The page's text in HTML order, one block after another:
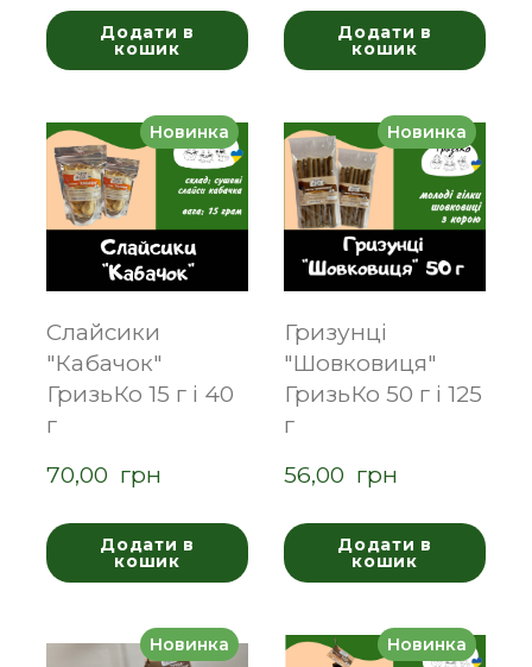
Додати в
кошик
Додати в
кошик
Новинка
Слайсики
"Кабачок"
ГризьКо 15 г і 40
г
70,00  грн
Додати в
кошик
Новинка
Гризунці
"Шовковиця"
ГризьКо 50 г і 125
г
56,00  грн
Додати в
кошик
Новинка Новинка